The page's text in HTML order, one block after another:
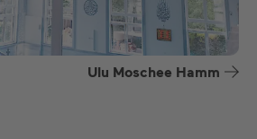
Ulu Moschee Hamm